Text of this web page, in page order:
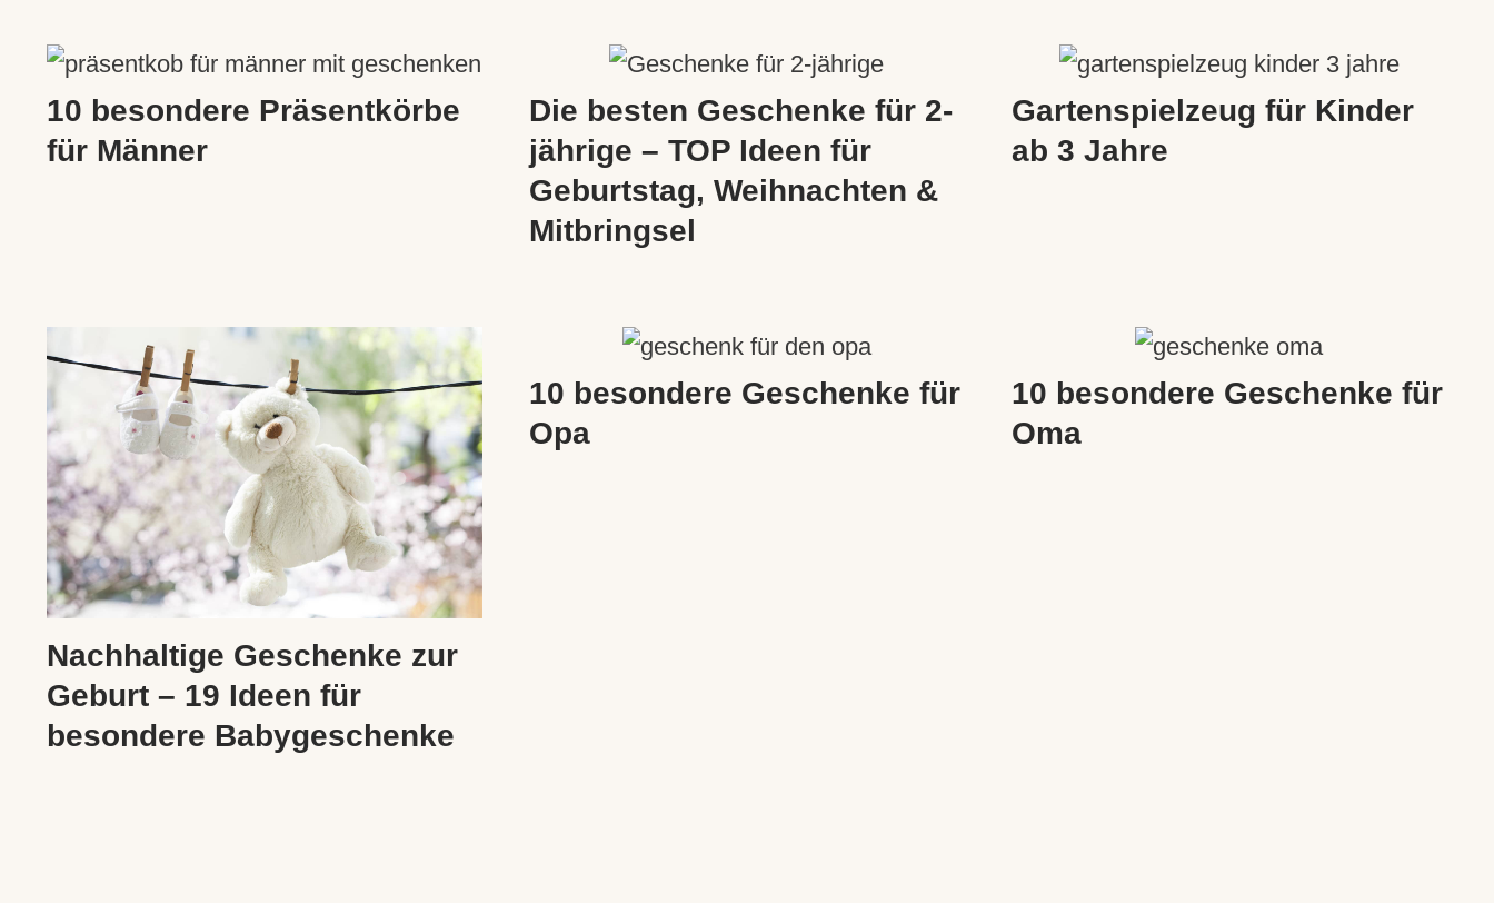
10 besondere Präsentkörbe
für Männer
Die besten Geschenke für 2-
jährige – TOP Ideen für
Geburtstag, Weihnachten &
Mitbringsel
Gartenspielzeug für Kinder
ab 3 Jahre
Nachhaltige Geschenke zur
Geburt – 19 Ideen für
besondere Babygeschenke
10 besondere Geschenke für
Opa
10 besondere Geschenke für
Oma